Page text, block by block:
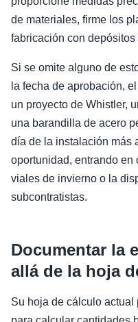
de materiales, firme los
fabricación con
Si se omite alguno de
la fecha de aprobación,
un proyecto de Whistler,
una barandilla de acero
día de la instalación más
oportunidad, entrando
viales de invierno o la
subcontratistas.
Documentar la
allá de la hoja
Su hoja de cálculo